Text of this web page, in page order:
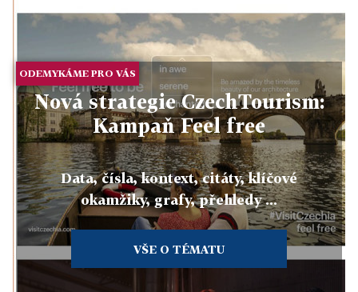
ODEMYKÁME PRO VÁS
Nová strategie CzechTourism:
Kampaň Feel free
Data, čísla, kontext, citáty, klíčové
okamžiky, grafy, přehledy ...
VŠE O TÉMATU